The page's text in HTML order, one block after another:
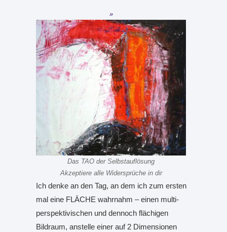
Das TAO der Selbstauflösung
Akzeptiere alle Widersprüche in dir
Ich denke an den Tag, an dem ich zum ersten
mal eine FLÄCHE wahrnahm – einen multi-
perspektivischen und dennoch flächigen
Bildraum, anstelle einer auf 2 Dimensionen